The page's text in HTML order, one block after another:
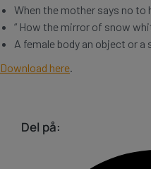
When the mother says no to
“ How the mirror of snow
A female body an object or a
Download here.
Del på: